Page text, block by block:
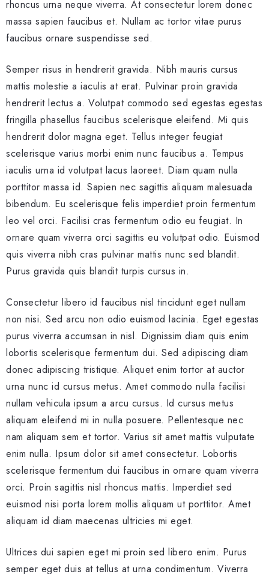
rhoncus urna neque viverra. At consectetur lorem donec
massa sapien faucibus et. Nullam ac tortor vitae purus
faucibus ornare suspendisse sed.
Semper risus in hendrerit gravida. Nibh mauris cursus
mattis molestie a iaculis at erat. Pulvinar proin gravida
hendrerit lectus a. Volutpat commodo sed egestas egestas
fringilla phasellus faucibus scelerisque eleifend. Mi quis
hendrerit dolor magna eget. Tellus integer feugiat
scelerisque varius morbi enim nunc faucibus a. Tempus
iaculis urna id volutpat lacus laoreet. Diam quam nulla
porttitor massa id. Sapien nec sagittis aliquam malesuada
bibendum. Eu scelerisque felis imperdiet proin fermentum
leo vel orci. Facilisi cras fermentum odio eu feugiat. In
ornare quam viverra orci sagittis eu volutpat odio. Euismod
quis viverra nibh cras pulvinar mattis nunc sed blandit.
Purus gravida quis blandit turpis cursus in.
Consectetur libero id faucibus nisl tincidunt eget nullam
non nisi. Sed arcu non odio euismod lacinia. Eget egestas
purus viverra accumsan in nisl. Dignissim diam quis enim
lobortis scelerisque fermentum dui. Sed adipiscing diam
donec adipiscing tristique. Aliquet enim tortor at auctor
urna nunc id cursus metus. Amet commodo nulla facilisi
nullam vehicula ipsum a arcu cursus. Id cursus metus
aliquam eleifend mi in nulla posuere. Pellentesque nec
nam aliquam sem et tortor. Varius sit amet mattis vulputate
enim nulla. Ipsum dolor sit amet consectetur. Lobortis
scelerisque fermentum dui faucibus in ornare quam viverra
orci. Proin sagittis nisl rhoncus mattis. Imperdiet sed
euismod nisi porta lorem mollis aliquam ut porttitor. Amet
aliquam id diam maecenas ultricies mi eget.
Ultrices dui sapien eget mi proin sed libero enim. Purus
semper eget duis at tellus at urna condimentum. Viverra